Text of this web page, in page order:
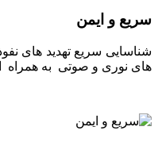
سریع و ایمن
شناسایی سریع تهدید های
های نوری و صوتی به همراه